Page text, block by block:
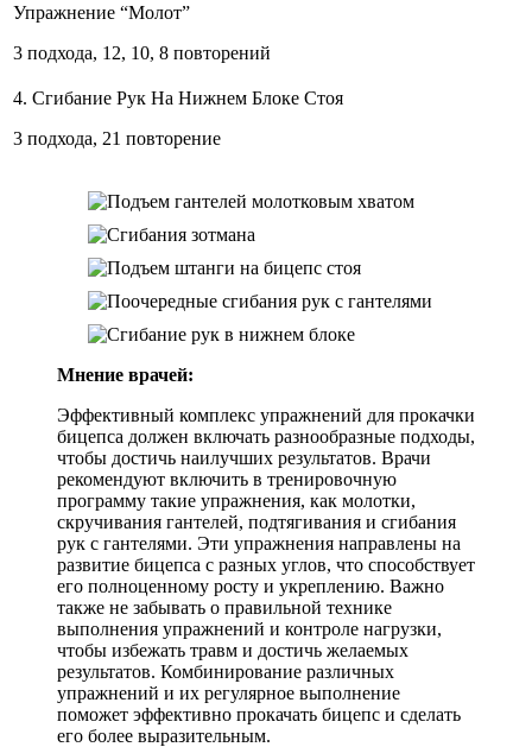
Упражнение “Молот”
3 подхода, 12, 10, 8 повторений
4. Сгибание Рук На Нижнем Блоке Стоя
3 подхода, 21 повторение
Мнение врачей:
Эффективный комплекс упражнений для прокачки
бицепса должен включать разнообразные подходы,
чтобы достичь наилучших результатов. Врачи
рекомендуют включить в тренировочную
программу такие упражнения, как молотки,
скручивания гантелей, подтягивания и сгибания
рук с гантелями. Эти упражнения направлены на
развитие бицепса с разных углов, что способствует
его полноценному росту и укреплению. Важно
также не забывать о правильной технике
выполнения упражнений и контроле нагрузки,
чтобы избежать травм и достичь желаемых
результатов. Комбинирование различных
упражнений и их регулярное выполнение
поможет эффективно прокачать бицепс и сделать
его более выразительным.